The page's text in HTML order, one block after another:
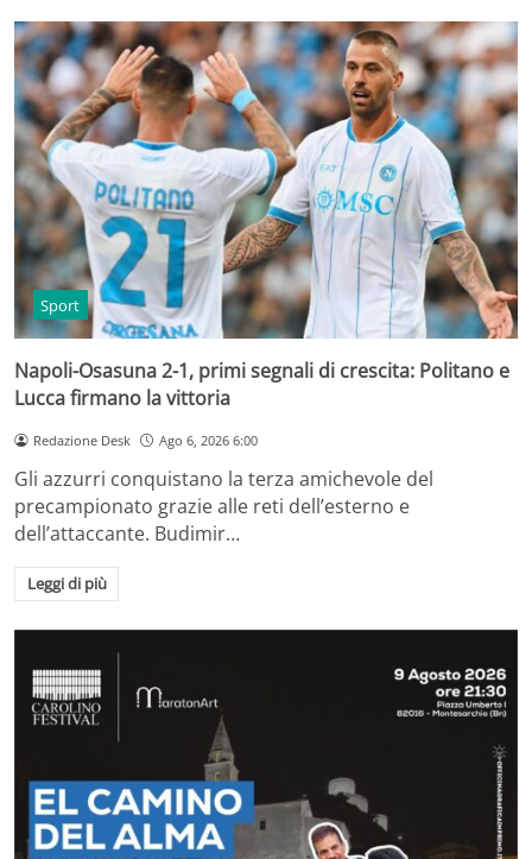
Sport
Napoli-Osasuna 2-1, primi segnali di crescita: Politano e
Lucca firmano la vittoria
Redazione Desk Ago 6, 2026 6:00
Gli azzurri conquistano la terza amichevole del
precampionato grazie alle reti dell’esterno e
dell’attaccante. Budimir…
Leggi di più